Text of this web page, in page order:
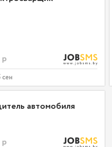
р
сен
автомобиля
р